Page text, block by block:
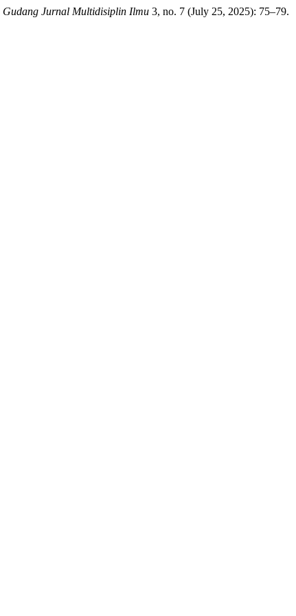
Gudang Jurnal Multidisiplin Ilmu 3, no. 7 (July 25, 2025): 75–79.